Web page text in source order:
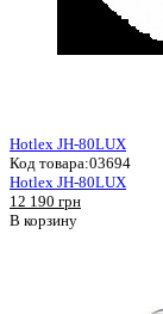
Hotlex JH-80LUX
Код товара:03694
Hotlex JH-80LUX
12 190 грн
В корзину